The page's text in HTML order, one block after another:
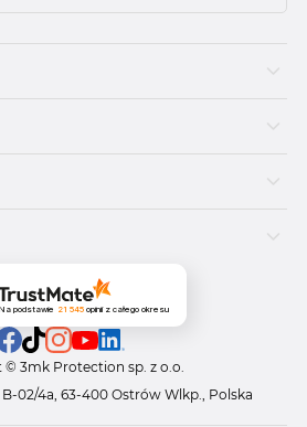
Na podstawie 21 545 opinii z całego okresu
3mk Protection sp. z o.o.
02/4a, 63-400 Ostrów Wlkp., Polska